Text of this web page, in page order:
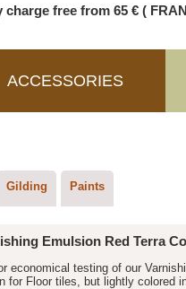
charge free from 65 € (
ACCESSORIES
Gilding Paints
Emulsion Red Terra
economical testing of our
for Floor tiles, but lightly colored